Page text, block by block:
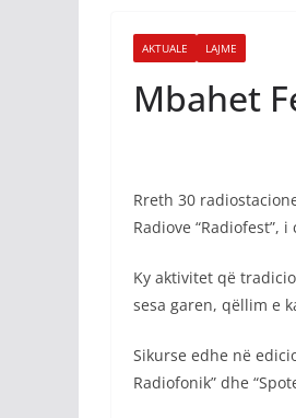
AKTUALE LAJME
Mbahet
Rreth 30
Radiove “Radiofest”,
Ky aktivitet që
sesa garen, qëllim e
Sikurse edhe në
Radiofonik” dhe